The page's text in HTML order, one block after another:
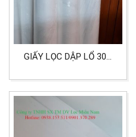
GIẤY LỌC DẬP LỔ 30G
LỌC BỤI, MAY KHẨU
TRANG